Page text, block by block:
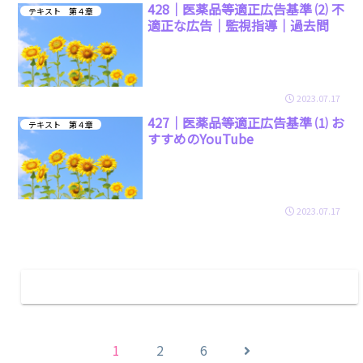
テキスト 第４章
428｜医薬品等適正広告基準 ⑵ 不
適正な広告｜監視指導｜過去問
2023.07.17
テキスト 第４章
427｜医薬品等適正広告基準 ⑴ お
すすめのYouTube
2023.07.17
1 2 6 次